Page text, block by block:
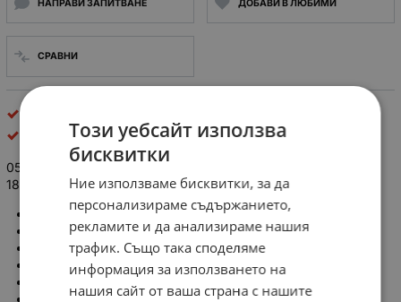
НАПРАВИ ЗАПИТВАНЕ ДОБАВИ В ЛЮБИМИ
СРАВНИ
056-005-0018 КВАДРАТЕН СВЕТОДИОДЕН ПАНЕЛ SMD LED
18W 1170Lm 6400K 225x225mm IP20 БЯЛ 220-240V
Тип: LED SMD
Мощност: 18W
Захранване: 220-240V
Живот ч.: 50 000
Температура на цвета: 6400K студено бял
Светлинен поток: 1170lm
Този уебсайт използва
бисквитки
Ние използваме бисквитки, за да
персонализираме съдържанието,
рекламите и да анализираме нашия
трафик. Също така споделяме
информация за използването на
нашия сайт от ваша страна с нашите